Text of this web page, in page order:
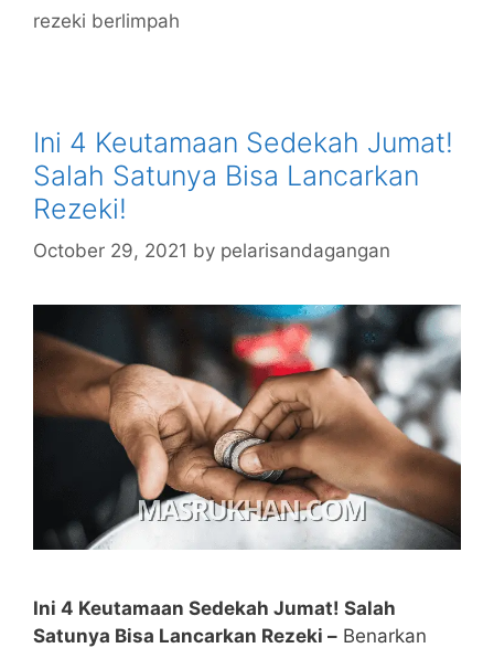
rezeki berlimpah
Ini 4 Keutamaan Sedekah Jumat!
Salah Satunya Bisa Lancarkan
Rezeki!
October 29, 2021 by pelarisandagangan
Ini 4 Keutamaan Sedekah Jumat! Salah
Satunya Bisa Lancarkan Rezeki – Benarkan